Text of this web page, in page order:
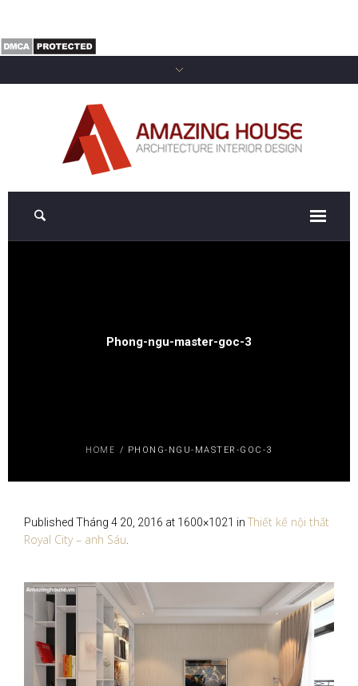
Phong-ngu-master-goc-3
HOME / PHONG-NGU-MASTER-GOC-3
Published Tháng 4 20, 2016 at 1600×1021 in Thiết kế nội thất
Royal City – anh Sáu.